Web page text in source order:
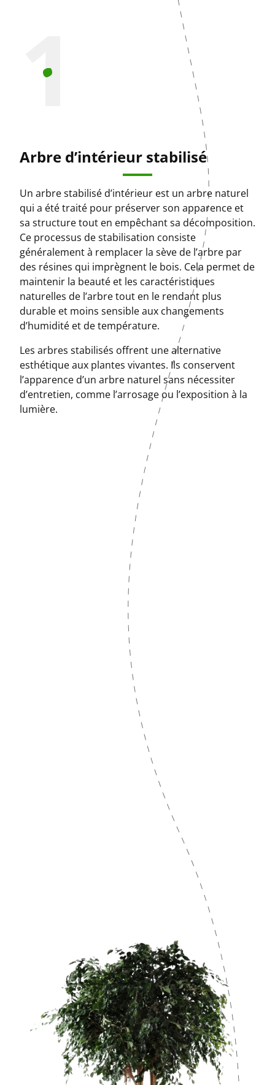
1
Arbre d’intérieur stabilisé
Un arbre stabilisé d’intérieur est un arbre naturel
qui a été traité pour préserver son apparence et
sa structure tout en empêchant sa décomposition.
Ce processus de stabilisation consiste
généralement à remplacer la sève de l’arbre par
des résines qui imprègnent le bois. Cela permet de
maintenir la beauté et les caractéristiques
naturelles de l’arbre tout en le rendant plus
durable et moins sensible aux changements
d’humidité et de température.
Les arbres stabilisés offrent une alternative
esthétique aux plantes vivantes. Ils conservent
l’apparence d’un arbre naturel sans nécessiter
d’entretien, comme l’arrosage ou l’exposition à la
lumière.